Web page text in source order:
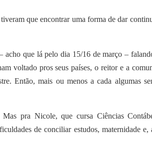
que encontrar uma forma de dar
que lá pelo dia 15/16 de março –
voltado pros seus países, o reitor e a
Então, mais ou menos a cada algumas
pra Nicole, que cursa Ciências
de conciliar estudos, maternidade e,